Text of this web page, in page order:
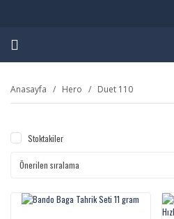
Anasayfa Hero Duet 110
Stoktakiler